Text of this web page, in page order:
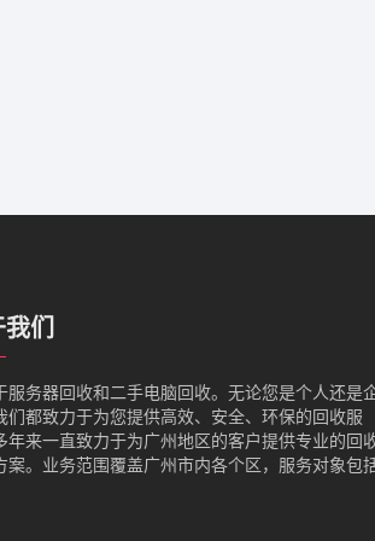
们
服务器回收和二手电脑回收。无论您是个人还是
们都致力于为您提供高效、安全、环保的回收服
年来一直致力于为广州地区的客户提供专业的回
案。业务范围覆盖广州市内各个区，服务对象包